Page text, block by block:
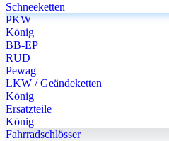
Schneeketten
PKW
König
BB-EP
RUD
Pewag
LKW / Geändeketten
König
Ersatzteile
König
Fahrradschlösser